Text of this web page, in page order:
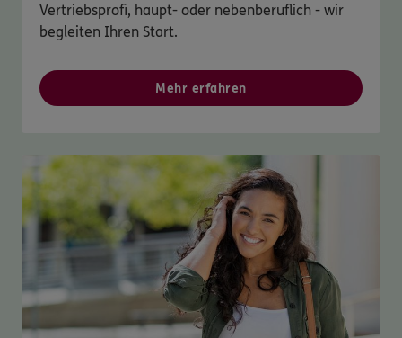
Vertriebsprofi, haupt- oder nebenberuflich - wir
begleiten Ihren Start.
Mehr erfahren